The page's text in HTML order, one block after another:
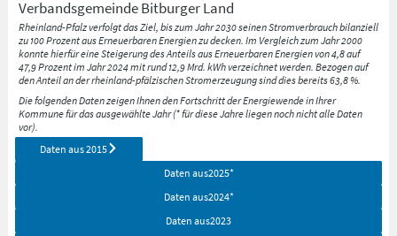
Verbandsgemeinde Bitburger Land
Rheinland-Pfalz verfolgt das Ziel, bis zum Jahr 2030 seinen Stromverbrauch bilanziell
zu 100 Prozent aus Erneuerbaren Energien zu decken. Im Vergleich zum Jahr 2000
konnte hierfür eine Steigerung des Anteils aus Erneuerbaren Energien von 4,8 auf
47,9 Prozent im Jahr 2024 mit rund 12,9 Mrd. kWh verzeichnet werden. Bezogen auf
den Anteil an der rheinland-pfälzischen Stromerzeugung sind dies bereits 63,8 %.
Die folgenden Daten zeigen Ihnen den Fortschritt der Energiewende in Ihrer
Kommune für das ausgewählte Jahr (* für diese Jahre liegen noch nicht alle Daten
vor).
Daten aus2015
Daten aus2025*
Daten aus2024*
Daten aus2023